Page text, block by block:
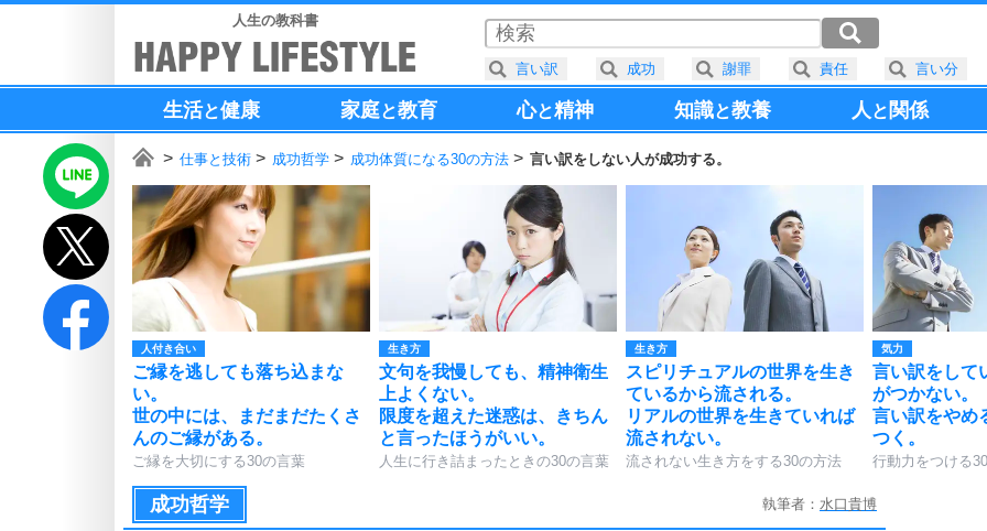
人生の教科書
生活と健康 家庭と教育 心と精神 知識と教養 人と 関係
仕事と技術 成功哲学 成功体質になる30の方法 言い訳をしない人が成功する。
人付き合い
ご縁を逃しても落ち込まな
い。
世の中には、まだまだたくさ
んのご縁がある。
ご縁を大切にする30の言葉
生き方
文句を我慢しても、精神衛生
上よくない。
限度を超えた迷惑は、きちん
と言ったほうがいい。
人生に行き詰まったときの30の言葉
生き方
スピリチュアルの世界を生き
ているから流される。
リアルの世界を生きていれば
流されない。
流されない生き方をする30の方法
気力
言い訳をして
がつかない。
言い訳をやめ
つく。
行動力をつける
成功哲学 執筆者： 水口貴博
言い訳 成功 謝罪 責任 言い分